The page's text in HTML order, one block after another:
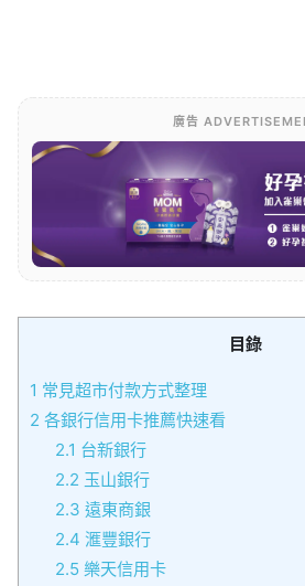
廣告
目錄
1 常見超市付款方式整理
2 各銀行信用卡推薦快速看
2.1 台新銀行
2.2 玉山銀行
2.3 遠東商銀
2.4 滙豐銀行
2.5樂天信用卡